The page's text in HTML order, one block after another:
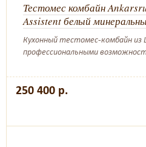
Тестомес комбайн
Assistent белый
Кухонный тестомес-комбайн из
профессиональными
250 400 р.